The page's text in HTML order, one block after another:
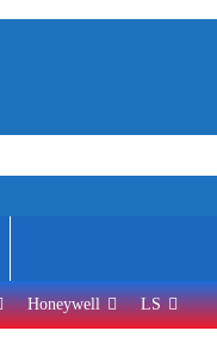
Honeywell LS